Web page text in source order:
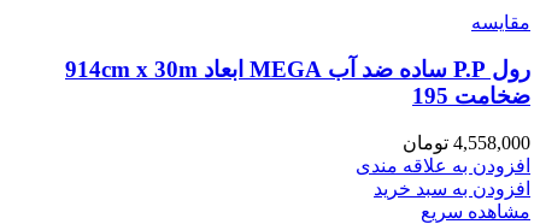
مقایسه
رول P.P ساده ضد آب MEGA ابعاد 914cm x 30m
ضخامت 195
4,558,000 تومان
افزودن به علاقه مندی
افزودن به سبد خرید
مشاهده سریع